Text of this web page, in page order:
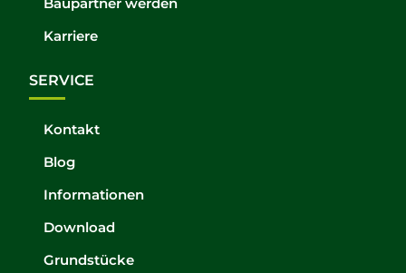
Karriere
SERVICE
Kontakt
Blog
Informationen
Download
Grundstücke